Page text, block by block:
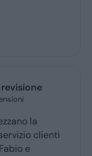
de benedetto
a Daniele e luca...